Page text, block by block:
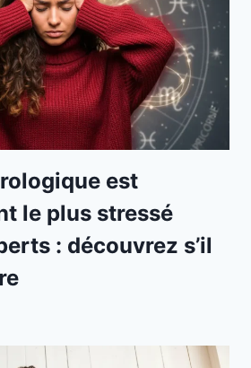
est
le plus stressé
: découvrez s’il